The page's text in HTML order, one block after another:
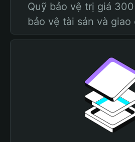
Quỹ bảo vệ trị giá
bảo vệ tài sản và giao